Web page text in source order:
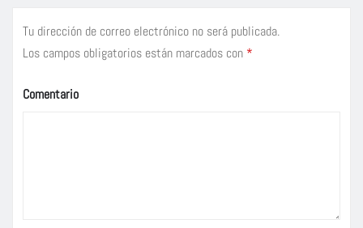
Tu dirección de correo electrónico no será publicada.
Los campos obligatorios están marcados con *
Comentario